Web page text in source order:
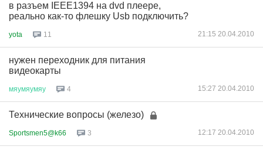
в разъем IEEE1394 на dvd плеере,
реально как-то флешку Usb подключить?
yota 11 21:15 20.04.2010
нужен переходник для питания
видеокарты
мяумяумяу 4 15:27 20.04.2010
Технические вопросы (железо)
Sportsmen5@k66 3 12:17 20.04.2010